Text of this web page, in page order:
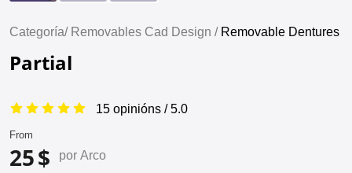
Categoría/ Removables Cad Design /Removable Dentures
Partial
15 opinións / 5.0
From
25 $ por Arco